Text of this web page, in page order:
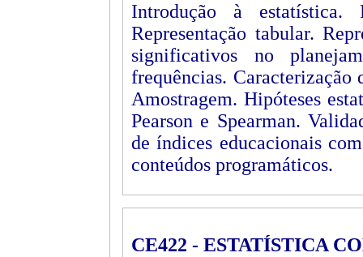
Introdução à estatística.
Representação tabular.
significativos no
frequências.
Amostragem. Hipóteses
Pearson e Spearman.
de índices educacionais
conteúdos programáticos.
CE422 - ESTATÍSTICA